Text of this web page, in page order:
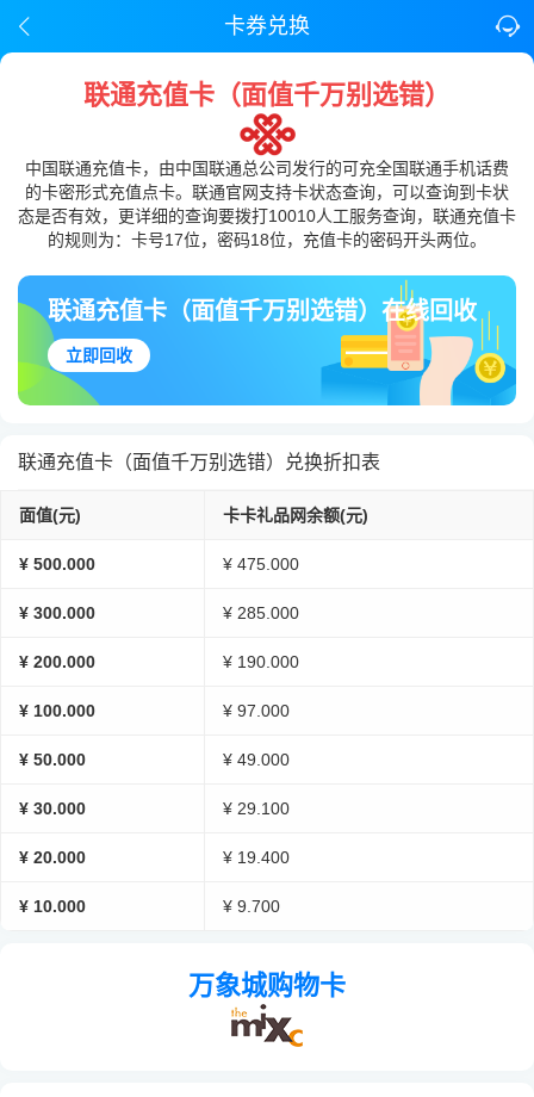
卡券兑换
联通充值卡（面值千万别选错）
中国联通充值卡，由中国联通总公司发行的可充全国联通手机话费
的卡密形式充值点卡。联通官网支持卡状态查询，可以查询到卡状
态是否有效，更详细的查询要拨打10010人工服务查询，联通充值卡
的规则为：卡号17位，密码18位，充值卡的密码开头两位。
联通充值卡（面值千万别选错）在线回收
立即回收
联通充值卡（面值千万别选错）兑换折扣表
面值(元) 卡卡礼品网余额(元)
¥ 500.000 ¥ 475.000
¥ 300.000 ¥ 285.000
¥ 200.000 ¥ 190.000
¥ 100.000 ¥ 97.000
¥ 50.000 ¥ 49.000
¥ 30.000 ¥ 29.100
¥ 20.000 ¥ 19.400
¥ 10.000 ¥ 9.700
万象城购物卡